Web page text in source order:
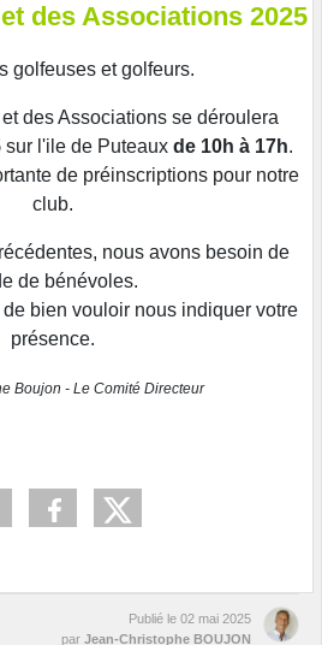
des Associations 2025
golfeuses et golfeurs.
des Associations se déroulera
sur l'ile de Puteaux de 10h à 17h.
de préinscriptions pour notre
club.
nous avons besoin de
de bénévoles.
bien vouloir nous indiquer votre
présence.
Boujon - Le Comité Directeur
Publié le 02 mai 2025
par Jean-Christophe BOUJON